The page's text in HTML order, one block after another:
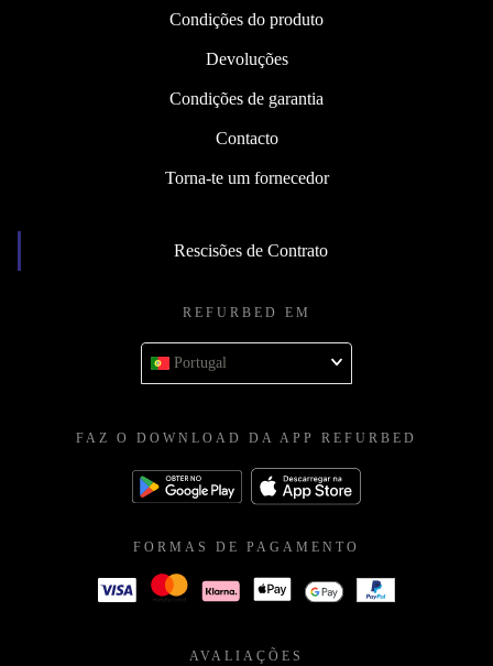
Condições do produto
Devoluções
Condições de garantia
Contacto
Torna-te um fornecedor
Rescisões de Contrato
REFURBED EM
Portugal
FAZ O DOWNLOAD DA APP REFURBED
FORMAS DE PAGAMENTO
AVALIAÇÕES